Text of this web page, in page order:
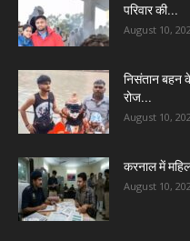
परिवार की...
August 10,
निसंतान बहन
रोज...
August 10,
करनाल में
August 10,